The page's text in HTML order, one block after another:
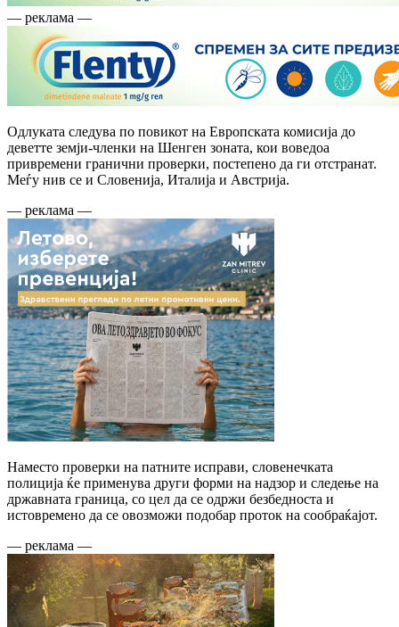
— реклама —
Одлуката следува по повикот на Европската комисија до
деветте земји-членки на Шенген зоната, кои воведоа
привремени гранични проверки, постепено да ги отстранат.
Меѓу нив се и Словенија, Италија и Австрија.
— реклама —
Наместо проверки на патните исправи, словенечката
полиција ќе применува други форми на надзор и следење на
државната граница, со цел да се одржи безбедноста и
истовремено да се овозможи подобар проток на сообраќајот.
— реклама —